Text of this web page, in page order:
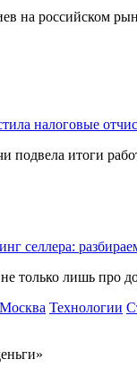
на российском
налоговые
подвела итоги
селлера:
только лишь про
Москва Технологии